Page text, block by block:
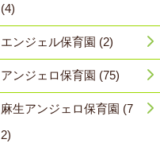
(4)
エンジェル保育園 (2)
アンジェロ保育園 (75)
麻生アンジェロ保育園 (7
2)